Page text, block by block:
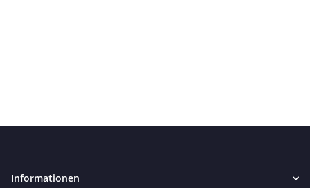
Informationen